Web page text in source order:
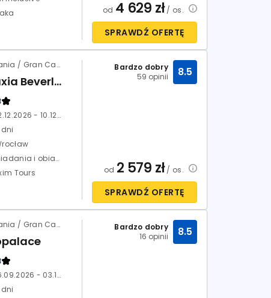
od 4 629 zł/ os.
SPRAWDŹ OFERTĘ
Hiszpania / Gran Canaria / Playa del Ingles
Relaxia Beverly Park
02.12.2026 - 10.12.2026
dni
Śniadania i obiadokolacje (HB)
Tours
Bardzo dobry
59 opinii
8.5
od 2 579 zł/ os.
SPRAWDŹ OFERTĘ
Hiszpania / Gran Canaria / Playa del Ingles
26.09.2026 - 03.10.2026
dni
Bardzo dobry
16 opinii
8.5